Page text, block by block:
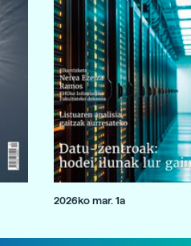
2026ko mar. 1a